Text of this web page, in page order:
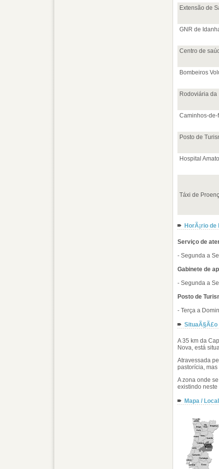
Extensão de
GNR de
Centro de
Bombeiros
Rodoviária da
Caminhos-de-
Posto de
Hospital
Táxi de
HorÃ¡rio
Serviço de
- Segunda a
Gabinete de
- Segunda a
Posto de
- Terça a
SituaÃ§Ã£o
A35 km da
Nova, está
Atravessada
pastorícia,
A zona onde
existindo
Mapa /